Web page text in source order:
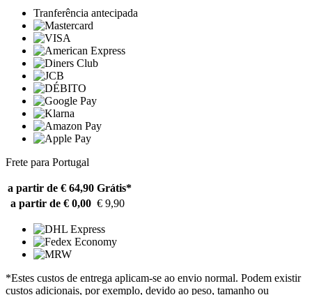
Tranferência antecipada
Frete para Portugal
a partir de € 64,90 Grátis*
a partir de € 0,00 € 9,90
*Estes custos de entrega aplicam-se ao envio normal. Podem existir
custos adicionais, por exemplo, devido ao peso, tamanho ou